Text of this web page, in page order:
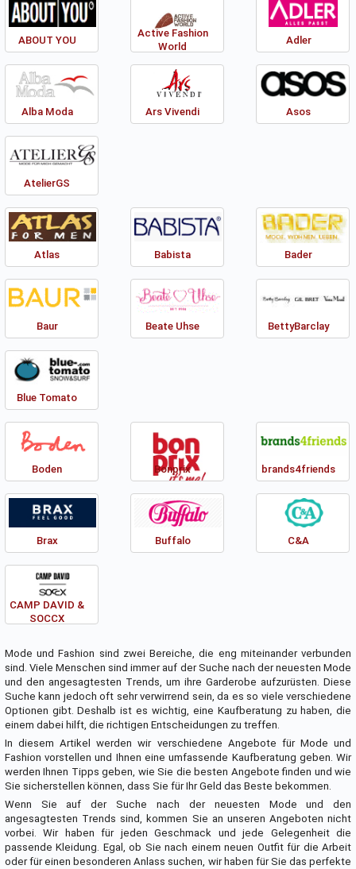
ABOUT YOU
Active Fashion
World
Adler
Alba Moda Ars Vivendi Asos
AtelierGS
Atlas Babista Bader
Baur Beate Uhse BettyBarclay
Blue Tomato
Boden Bonprix brands4friends
Brax Buffalo C&A
CAMP DAVID &
SOCCX
Mode und Fashion sind zwei Bereiche, die eng miteinander verbunden
sind. Viele Menschen sind immer auf der Suche nach der neuesten Mode
und den angesagtesten Trends, um ihre Garderobe aufzurüsten. Diese
Suche kann jedoch oft sehr verwirrend sein, da es so viele verschiedene
Optionen gibt. Deshalb ist es wichtig, eine Kaufberatung zu haben, die
einem dabei hilft, die richtigen Entscheidungen zu treffen.
In diesem Artikel werden wir verschiedene Angebote für Mode und
Fashion vorstellen und Ihnen eine umfassende Kaufberatung geben. Wir
werden Ihnen Tipps geben, wie Sie die besten Angebote finden und wie
Sie sicherstellen können, dass Sie für Ihr Geld das Beste bekommen.
Wenn Sie auf der Suche nach der neuesten Mode und den
angesagtesten Trends sind, kommen Sie an unseren Angeboten nicht
vorbei. Wir haben für jeden Geschmack und jede Gelegenheit die
passende Kleidung. Egal, ob Sie nach einem neuen Outfit für die Arbeit
oder für einen besonderen Anlass suchen, wir haben für Sie das perfekte